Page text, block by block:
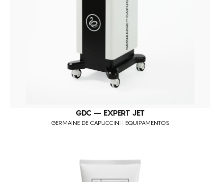
GDC – EXPERT JET
GERMAINE DE CAPUCCINI | EQUIPAMENTOS